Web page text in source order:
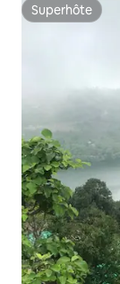
Superhôte
Superhôte